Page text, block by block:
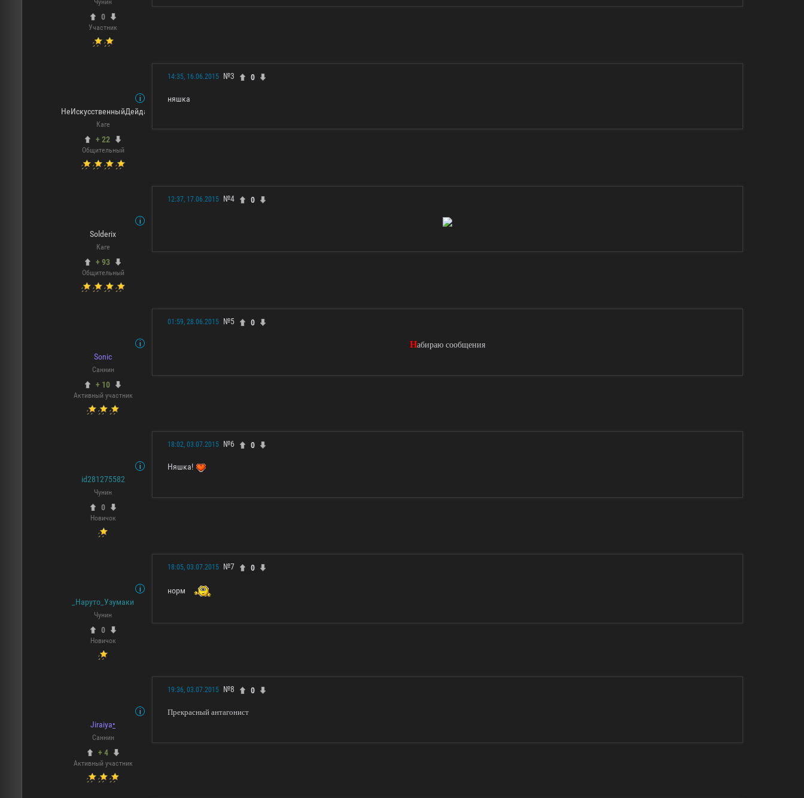
Чунин
0
Участник
НеИскусственныйДейдара
Каге
+ 22
Общительный
14:35, 16.06.2015 №3 0
няшка
Solderix
Каге
+ 93
Общительный
12:37, 17.06.2015 №4 0
Sonic
Саннин
+ 10
Активный участник
01:59, 28.06.2015 №5 0
Набираю сообщения
id281275582
Чунин
0
Новичок
18:02, 03.07.2015 №6 0
Няшка!
_Наруто_Узумаки
Чунин
0
Новичок
18:05, 03.07.2015 №7 0
норм
Jiraiya•
Саннин
+ 4
Активный участник
19:36, 03.07.2015 №8 0
Прекрасный антагонист